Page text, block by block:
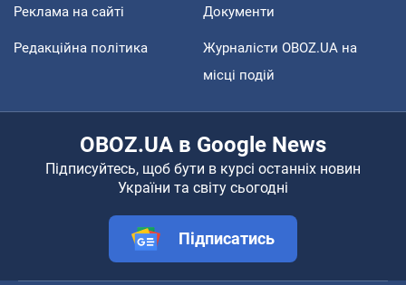
Реклама на сайті Документи
Редакційна політика
Журналісти OBOZ.UA на
місці подій
OBOZ.UA в Google News
Підписуйтесь, щоб бути в курсі останніх новин
України та світу сьогодні
Підписатись